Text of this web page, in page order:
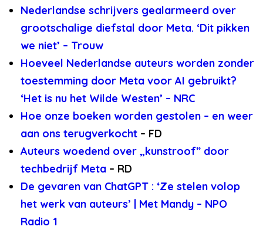
Nederlandse schrijvers gealarmeerd over
grootschalige diefstal door Meta. ‘Dit pikken
we niet’ – Trouw
Hoeveel Nederlandse auteurs worden zonder
toestemming door Meta voor AI gebruikt?
‘Het is nu het Wilde Westen’ – NRC
Hoe onze boeken worden gestolen – en weer
aan ons terugverkocht – FD
Auteurs woedend over „kunstroof” door
techbedrijf Meta – RD
De gevaren van ChatGPT : ‘Ze stelen volop
het werk van auteurs’ | Met Mandy – NPO
Radio 1